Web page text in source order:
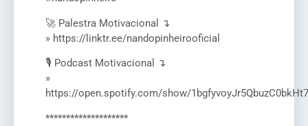
🚀 Palestra Motivacional ↴
» https://linktr.ee/nandopinheirooficial
🎙️ Podcast Motivacional ↴
»
https://open.spotify.com/show/1bgfyvoyJr5QbuzC0bkHt7
********************